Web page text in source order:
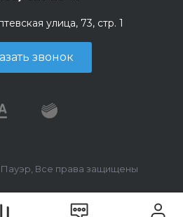
улица, 73, стр. 1
звонок
Все права защищены